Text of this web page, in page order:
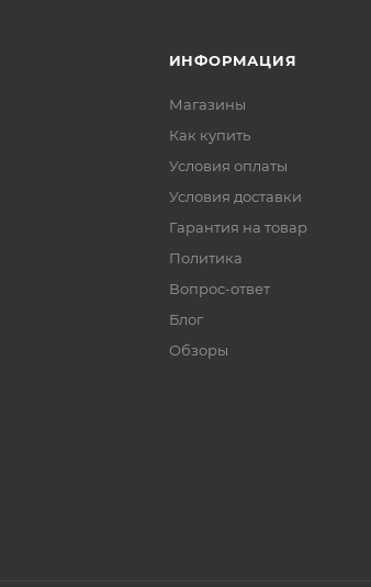
ИНФОРМАЦИЯ
Магазины
Как купить
Условия оплаты
Условия доставки
Гарантия на товар
Политика
Вопрос-ответ
Блог
Обзоры